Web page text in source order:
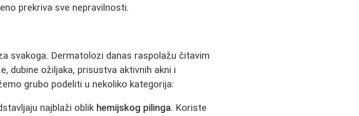
prekriva sve nepravilnosti.
svakoga. Dermatolozi danas raspolažu čitavim
dubine ožiljaka, prisustva aktivnih akni i
grubo podeliti u nekoliko kategorija:
najblaži oblik hemijskog pilinga. Koriste